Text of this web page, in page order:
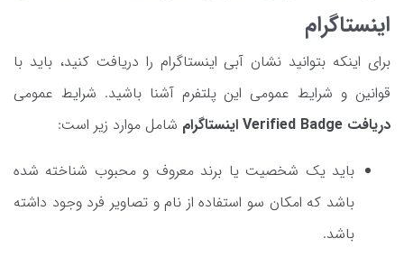
اینستاگرام
برای اینکه بتوانید نشان آبی اینستاگرام را دریافت کنید، باید با
قوانین و شرایط عمومی این پلتفرم آشنا باشید. شرایط عمومی
دریافت Verified Badge اینستاگرام
شامل موارد زیر است:
باید یک شخصیت یا برند معروف و محبوب شناخته شده
باشد که امکان سو استفاده از نام و تصاویر فرد وجود داشته
باشد.